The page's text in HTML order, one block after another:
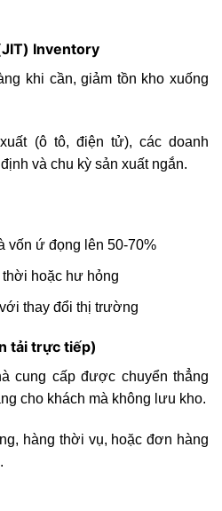
Inventory
khi cần, giảm tồn kho xuống
(ô tô, điện tử), các doanh
và chu kỳ sản xuất ngắn.
vốn ứ đọng lên 50-70%
hoặc hư hỏng
thay đổi thị trường
tải trực tiếp)
cung cấp được chuyển thẳng
cho khách mà không lưu kho.
hàng thời vụ, hoặc đơn hàng